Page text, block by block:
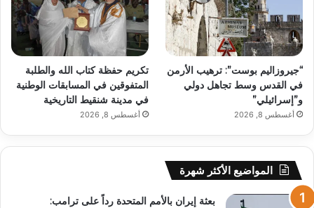
“جيروزاليم بوست”: ترهيب الأرمن
في القدس وسط تجاهل دولي
و”إسرائيلي”
أغسطس 8, 2026
تكريم حفظة كتاب الله والطلبة
المتفوقين في المسابقات الوطنية
في مدينة شنقيط التاريخية
أغسطس 8, 2026
المواضيع الأكثر شهرة
بعثة إيران بالأمم المتحدة رداً على ترامب: